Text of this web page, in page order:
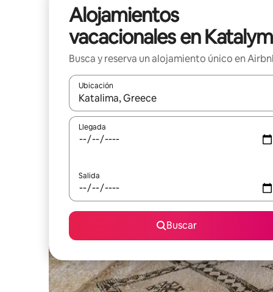
Alojamientos
vacacionales en
Busca y reserva un alojamiento único en
Ubicación
Cuando los resultados estén disponibles, podrás
Llegada
Salida
Buscar